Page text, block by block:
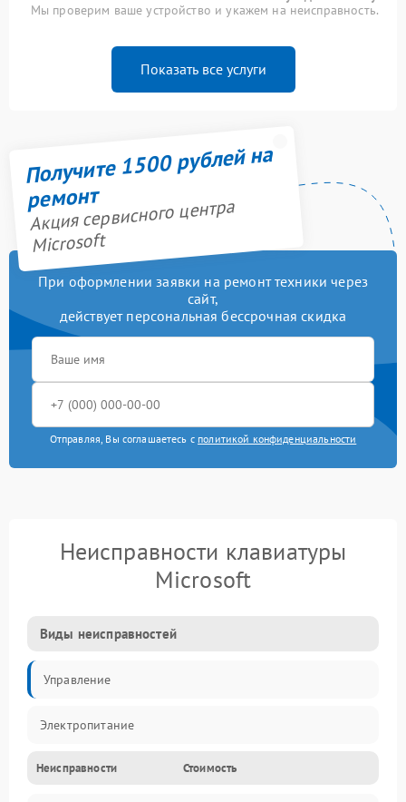
Мы проверим ваше устройство и укажем на неисправность.
Показать все услуги
Получите 1500 рублей на
ремонт
Акция сервисного центра
Microsoft
При оформлении заявки на ремонт техники через
сайт,
действует персональная бессрочная скидка
Отправляя, Вы соглашаетесь с политикой конфиденциальности
Неисправности клавиатуры
Microsoft
Виды неисправностей
Управление
Электропитание
Неисправности Стоимость